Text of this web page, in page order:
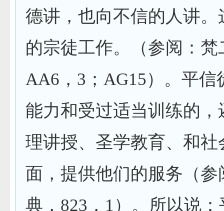
德讲，也向不信的人讲。
的宗徒工作。（参阅：梵
AA6 ， 3 ； AG15）。平信
能力和受过适当训练的，
理讲授、圣学教育、和社
面，提供他们的服务（参
典， 823 ， 1）。所以说